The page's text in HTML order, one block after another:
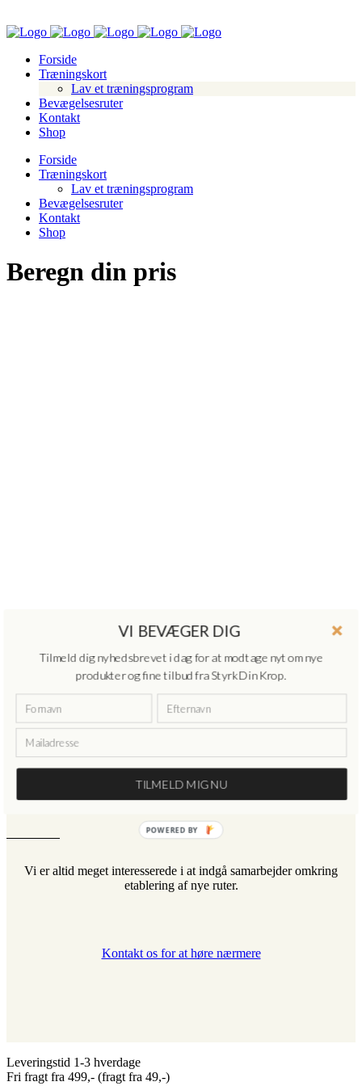
Forside
Træningskort
Lav et træningsprogram
Bevægelsesruter
Kontakt
Shop
Forside
Træningskort
Lav et træningsprogram
Bevægelsesruter
Kontakt
Shop
Beregn din pris
Er du nysgerrig efter at høre
mere?
Vi er altid meget interesserede i at indgå samarbejder omkring
etablering af nye ruter.
Kontakt os for at høre nærmere
Leveringstid 1-3 hverdage
Fri fragt fra 499,- (fragt fra 49,-)
VI BEVÆGER DIG
Tilmeld dig nyhedsbrevet i dag for at modtage nyt om nye
produkter og fine tilbud fra Styrk Din Krop.
TILMELD MIG NU
POWERED BY